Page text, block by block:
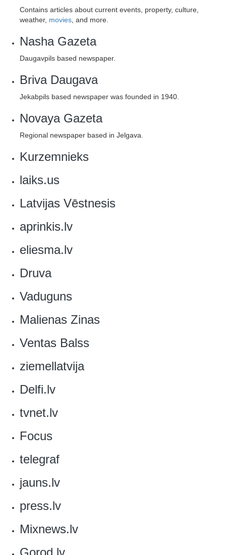
Contains articles about current events, property, culture,
weather, movies , and more.
Nasha Gazeta
Daugavpils based newspaper.
Briva Daugava
Jekabpils based newspaper was founded in 1940.
Novaya Gazeta
Regional newspaper based in Jelgava.
Kurzemnieks
laiks.us
Latvijas Vēstnesis
aprinkis.lv
eliesma.lv
Druva
Vaduguns
Malienas Zinas
Ventas Balss
ziemellatvija
Delfi.lv‎
tvnet.lv‎
Focus
telegraf
jauns.lv
press.lv‎
Mixnews.lv
Gorod.lv